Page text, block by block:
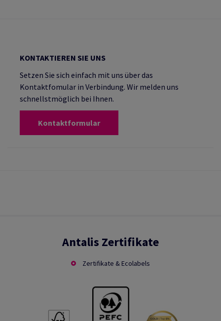
KONTAKTIEREN SIE UNS
Setzen Sie sich einfach mit uns über das
Kontaktfomular in Verbindung. Wir melden uns
schnellstmöglich bei Ihnen.
Kontaktformular
Antalis Zertifikate
Zertifikate & Ecolabels